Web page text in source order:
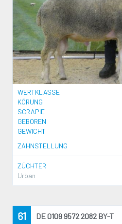
WERTKLASSE
KÖRUNG
SCRAPIE
GEBOREN
GEWICHT
ZAHNSTELLUNG
ZÜCHTER
Urban
61 DE 0109 9572 2082 BY-T